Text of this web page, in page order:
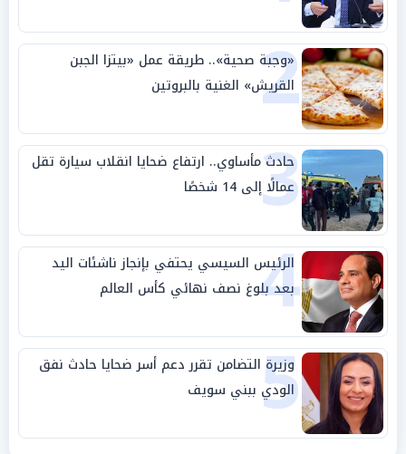
2
«وجبة صحية».. طريقة عمل «بيتزا الجبن
القريش» الغنية بالبروتين
3
حادث مأساوي.. ارتفاع ضحايا انقلاب سيارة تقل
عمالًا إلى 14 شخصًا
4
الرئيس السيسي يحتفي بإنجاز ناشئات اليد
بعد بلوغ نصف نهائي كأس العالم
5
وزيرة التضامن تقرر دعم أسر ضحايا حادث نفق
الودي ببني سويف